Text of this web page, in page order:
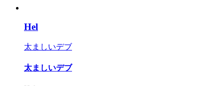
Hel
太ましいデブ
太ましいデブ